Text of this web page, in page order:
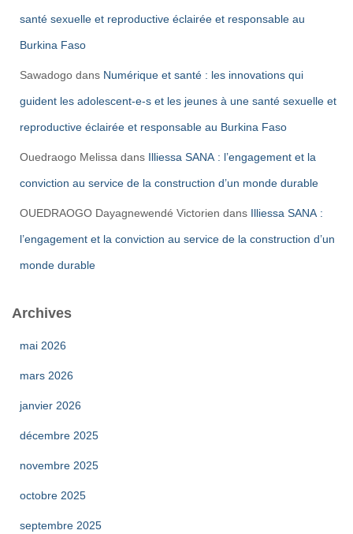
santé sexuelle et reproductive éclairée et responsable au
Burkina Faso
Sawadogo dans Numérique et santé : les innovations qui
guident les adolescent-e-s et les jeunes à une santé sexuelle et
reproductive éclairée et responsable au Burkina Faso
Ouedraogo Melissa dans Illiessa SANA : l’engagement et la
conviction au service de la construction d’un monde durable
OUEDRAOGO Dayagnewendé Victorien dans Illiessa SANA :
l’engagement et la conviction au service de la construction d’un
monde durable
Archives
mai 2026
mars 2026
janvier 2026
décembre 2025
novembre 2025
octobre 2025
septembre 2025